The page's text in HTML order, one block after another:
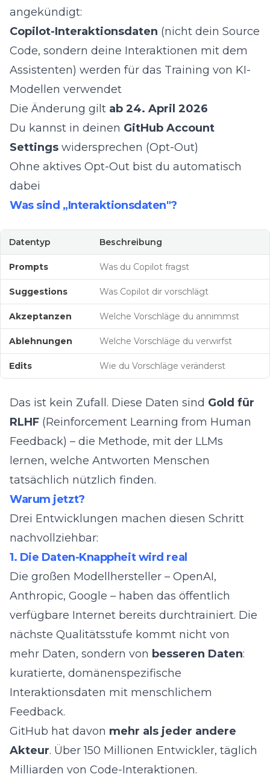
angekündigt:
Copilot-Interaktionsdaten (nicht dein Source
Code, sondern deine Interaktionen mit dem
Assistenten) werden für das Training von KI-
Modellen verwendet
Die Änderung gilt ab 24. April 2026
Du kannst in deinen GitHub Account
Settings widersprechen (Opt-Out)
Ohne aktives Opt-Out bist du automatisch
dabei
Was sind „Interaktionsdaten"?
Datentyp Beschreibung
Prompts Was du Copilot fragst
Suggestions Was Copilot dir vorschlägt
Akzeptanzen Welche Vorschläge du annimmst
Ablehnungen Welche Vorschläge du verwirfst
Edits Wie du Vorschläge veränderst
Das ist kein Zufall. Diese Daten sind Gold für
RLHF (Reinforcement Learning from Human
Feedback) – die Methode, mit der LLMs
lernen, welche Antworten Menschen
tatsächlich nützlich finden.
Warum jetzt?
Drei Entwicklungen machen diesen Schritt
nachvollziehbar:
1. Die Daten-Knappheit wird real
Die großen Modellhersteller – OpenAI,
Anthropic, Google – haben das öffentlich
verfügbare Internet bereits durchtrainiert. Die
nächste Qualitätsstufe kommt nicht von
mehr Daten, sondern von besseren Daten:
kuratierte, domänenspezifische
Interaktionsdaten mit menschlichem
Feedback.
GitHub hat davon mehr als jeder andere
Akteur. Über 150 Millionen Entwickler, täglich
Milliarden von Code-Interaktionen.